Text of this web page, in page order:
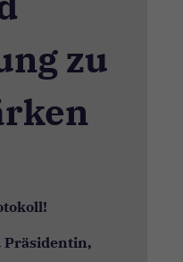
zu
Präsidentin,
as well as
during your
visit. If you
refuse these
cookies,
some
functionality